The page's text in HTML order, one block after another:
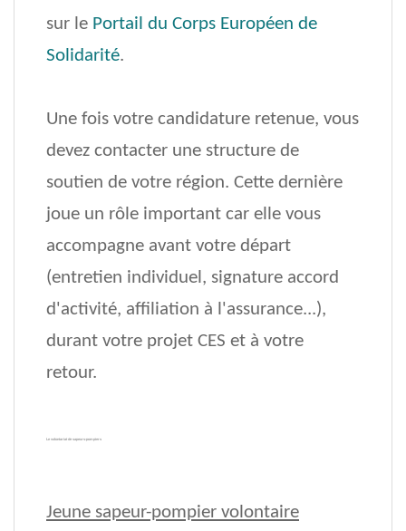
sur le Portail du Corps Européen de
Solidarité.
Une fois votre candidature retenue, vous
devez contacter une structure de
soutien de votre région. Cette dernière
joue un rôle important car elle vous
accompagne avant votre départ
(entretien individuel, signature accord
d'activité, affiliation à l'assurance...),
durant votre projet CES et à votre
retour.
Le volontariat de sapeurs-pompiers
Jeune sapeur-pompier volontaire